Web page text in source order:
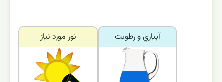
نور مورد نياز آبياري و رطوبت